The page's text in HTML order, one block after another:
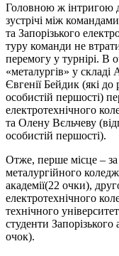
Головною ж інтригою
зустрічі між
та Запорізького
туру команди не
перемогу у турнірі. В
«металургів» у
Євгенії Бейдик (які до
особистій першості)
електротехнічного
та Олену Вєльчеву
особистій першості).
Отже, перше місце – за
металургійного
академії(22 очки),
електротехнічного
технічного
студенти
очок).